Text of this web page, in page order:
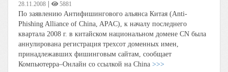
28.11.2008 5881
По заявлению Антифишингового альянса Китая (Anti-
Phishing Alliance of China, APAC), к началу последнего
квартала 2008 г. в китайском национальном домене CN была
аннулирована регистрация трехсот доменных имен,
принадлежавших фишинговым сайтам, сообщает
Компьютерра–Онлайн со ссылкой на China >>>